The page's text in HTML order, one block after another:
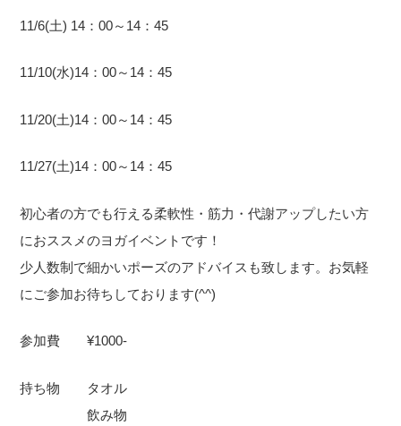
11/6(土) 14：00～14：45
11/10(水)14：00～14：45
11/20(土)14：00～14：45
11/27(土)14：00～14：45
初心者の方でも行える柔軟性・筋力・代謝アップしたい方
におススメのヨガイベントです！
少人数制で細かいポーズのアドバイスも致します。お気軽
にご参加お待ちしております(^^)
参加費 ¥1000-
持ち物 タオル
飲み物